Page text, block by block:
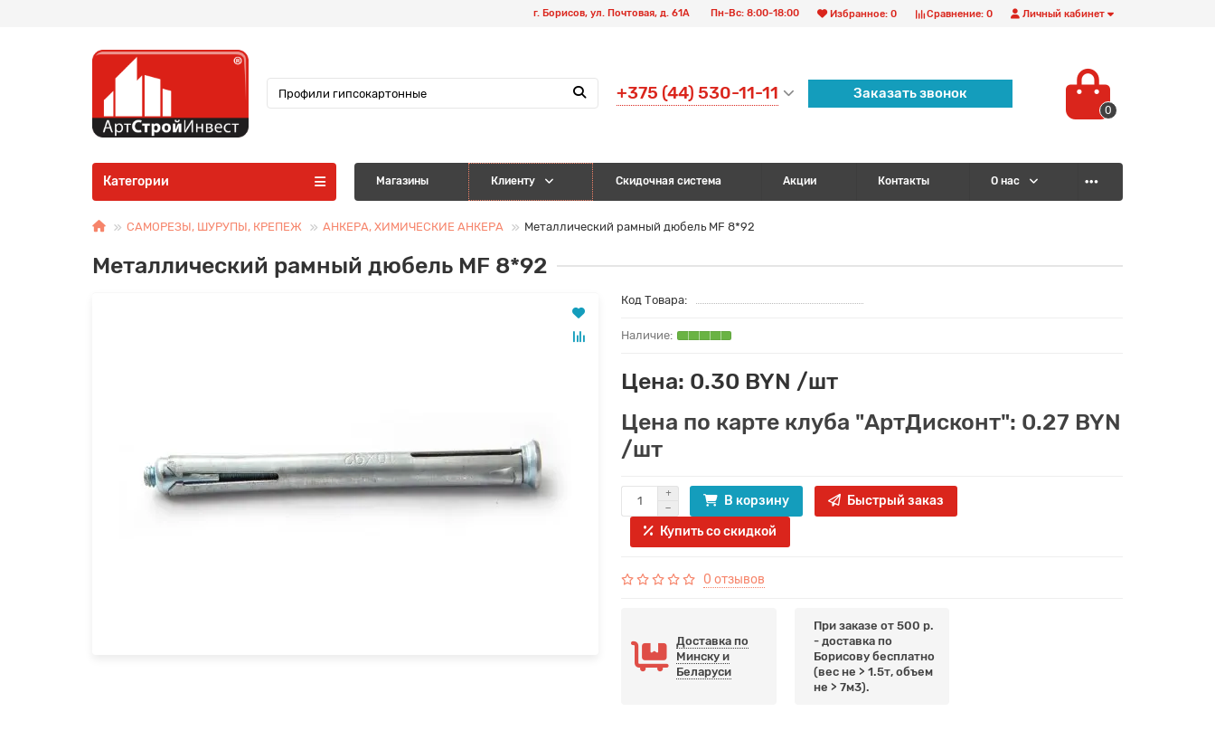
Личный кабинет
Сравнение: 0
Избранное: 0
г. Борисов, ул. Почтовая, д. 61А Пн-Вс: 8:00-18:00
+375 (44) 530-11-11 Заказать звонок
0
Категории Магазины Клиенту Скидочная система Акции Контакты О нас
САМОРЕЗЫ, ШУРУПЫ, КРЕПЕЖ АНКЕРА, ХИМИЧЕСКИЕ АНКЕРА Металлический рамный дюбель MF 8*92
Металлический рамный дюбель MF 8*92
Код Товара:
Цена: 0.30 BYN /шт
Цена по карте клуба "АртДисконт": 0.27 BYN
/шт
В корзину
Быстрый заказ
Купить со скидкой
0 отзывов
Доставка по
Минску и
Беларуси
При заказе от 500 р.
- доставка по
Борисову бесплатно
(вес не > 1.5т, объем
не > 7м3).